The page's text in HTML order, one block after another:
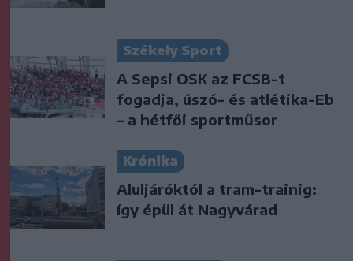
Székely Sport
A Sepsi OSK az FCSB-t
fogadja, úszó- és atlétika-Eb
– a hétfői sportműsor
Krónika
Aluljáróktól a tram-trainig:
így épül át Nagyvárad